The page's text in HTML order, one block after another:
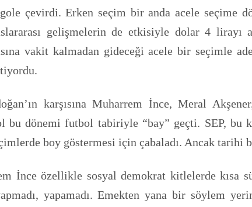
çevirdi. Erken seçim bir anda acele seçime
gelişmelerin de etkisiyle dolar 4 lirayı
vakit kalmadan gideceği acele bir seçimle
karşısına Muharrem İnce, Meral
bu dönemi futbol tabiriyle “bay” geçti. SEP,
boy göstermesi için çabaladı. Ancak tarihi
İnce özellikle sosyal demokrat kitlelerde kısa
yapamadı. Emekten yana bir söylem